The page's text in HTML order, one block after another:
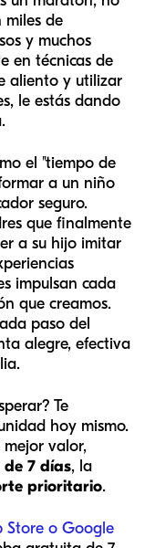
miles de
y muchos
en técnicas de
aliento y utilizar
le estás dando
el "tiempo de
a un niño
seguro.
que finalmente
a su hijo imitar
impulsan cada
que creamos.
paso del
alegre, efectiva
Te
hoy mismo.
mejor valor,
7 días, la
prioritario.
Store o Google